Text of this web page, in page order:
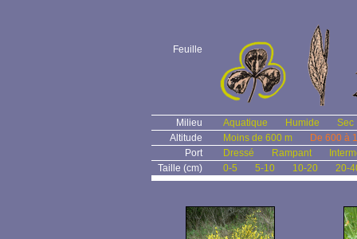
Feuille
Milieu Aquatique Humide
Sec
Altitude
Moins de 600 m
De 600 à
Port
Dressé Rampant
Taille (cm)
0-5 5-10 10-20 20-